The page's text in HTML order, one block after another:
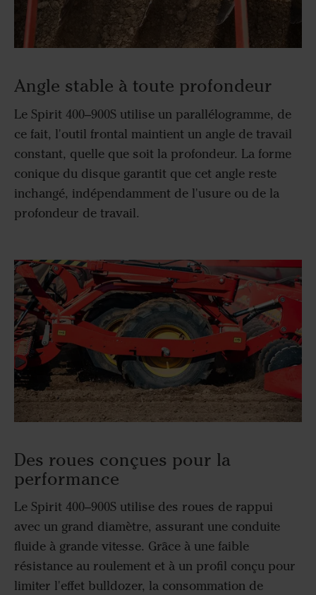
Angle stable à toute profondeur
Le Spirit 400–900S utilise un parallélogramme, de
ce fait, l'outil frontal maintient un angle de travail
constant, quelle que soit la profondeur. La forme
conique du disque garantit que cet angle reste
inchangé, indépendamment de l'usure ou de la
profondeur de travail.
Des roues conçues pour la
performance
Le Spirit 400–900S utilise des roues de rappui
avec un grand diamètre, assurant une conduite
fluide à grande vitesse. Grâce à une faible
résistance au roulement et à un profil conçu pour
limiter l'effet bulldozer, la consommation de